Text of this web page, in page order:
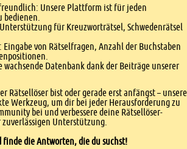
Unsere Plattform ist für jeden
bedienen.
für Kreuzworträtsel, Schwedenrätsel
von Rätselfragen, Anzahl der Buchstaben
Datenbank dank der Beiträge unserer
Rätsellöser bist oder gerade erst anfängst – unsere
Werkzeug, um dir bei jeder Herausforderung zu
bei und verbessere deine Rätsellöser-
Unterstützung.
finde die Antworten, die du suchst!